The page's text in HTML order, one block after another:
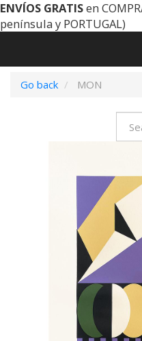
ENVÍOS GRATISen
península y PORTUGAL)
Go back
MON